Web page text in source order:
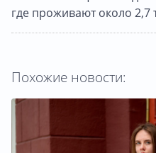
где проживают около 2,7
Похожие новости: